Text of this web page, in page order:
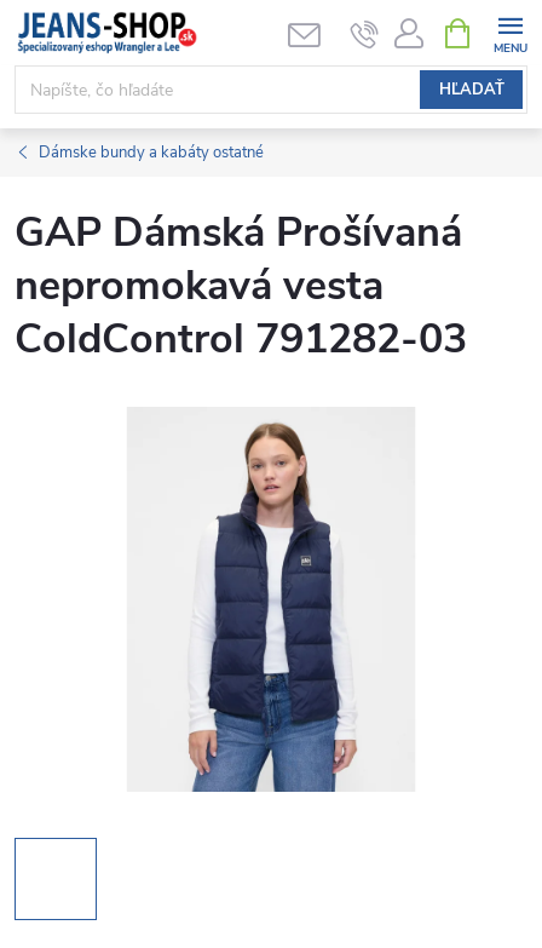
Prejsť
obsah
HĽADAŤ
KOŠÍK
Dámske bundy a kabáty ostatné
GAP Dámská Prošívaná
nepromokavá vesta
ColdControl 791282-03